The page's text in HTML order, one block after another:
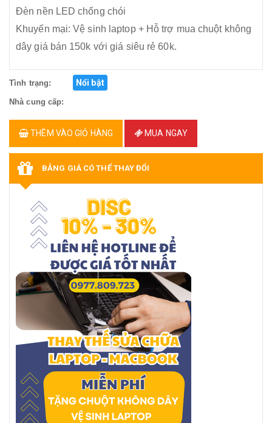
Đèn nền LED chống chói
Khuyến mại: Vệ sinh laptop + Hỗ trợ mua chuột không
dây giá bán 150k với giá siêu rẻ 60k.
Tình trạng: Nổi bật
Nhà cung cấp:
THÊM VÀO GIỎ HÀNG MUA NGAY
BẢNG GIÁ CÓ THỂ THAY ĐỔI